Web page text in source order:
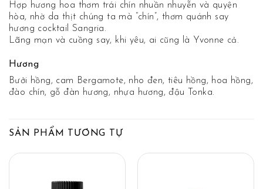
Hợp hương hoa thơm trái chín nhuần nhuyễn và quyện
hòa, nhờ da thịt chúng ta mà “chín”, thơm quánh say
hương cocktail Sangria.
Lãng mạn và cuồng say, khi yêu, ai cũng là Yvonne cả.
Hương
Bưởi hồng, cam Bergamote, nho đen, tiêu hồng, hoa hồng,
đào chín, gỗ đàn hương, nhựa hương, đậu Tonka.
SẢN PHẨM TƯƠNG TỰ